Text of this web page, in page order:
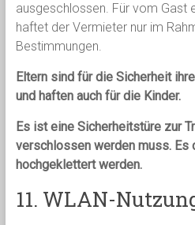
ausgeschlossen. Für vom Gast
haftet der Vermieter nur im
Bestimmungen.
Eltern sind für die Sicherheit
und haften auch für die Kinder.
Es ist eine Sicherheitstüre zur
verschlossen werden muss. Es
hochgeklettert werden.
11. WLAN-